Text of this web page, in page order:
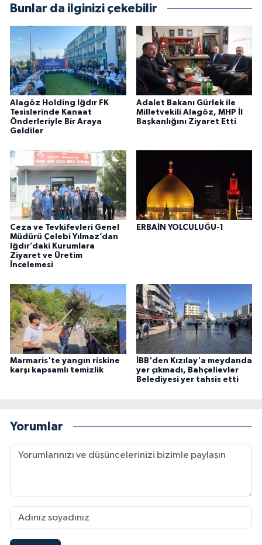
Bunlar da ilginizi çekebilir
Alagöz Holding Iğdır FK
Tesislerinde Kanaat
Önderleriyle Bir Araya
Geldiler
Adalet Bakanı Gürlek ile
Milletvekili Alagöz, MHP İl
Başkanlığını Ziyaret Etti
Ceza ve Tevkifevleri Genel
Müdürü Çelebi Yılmaz’dan
Iğdır’daki Kurumlara
Ziyaret ve Üretim
İncelemesi
ERBAİN YOLCULUĞU-1
Marmaris'te yangın riskine
karşı kapsamlı temizlik
İBB'den Kızılay'a meydanda
yer çıkmadı, Bahçelievler
Belediyesi yer tahsis etti
Yorumlar